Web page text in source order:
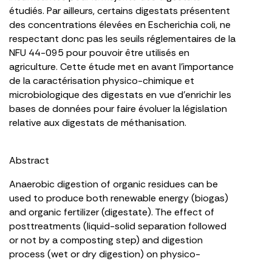
étudiés. Par ailleurs, certains digestats présentent
des concentrations élevées en Escherichia coli, ne
respectant donc pas les seuils réglementaires de la
NFU 44-095 pour pouvoir être utilisés en
agriculture. Cette étude met en avant l’importance
de la caractérisation physico-chimique et
microbiologique des digestats en vue d’enrichir les
bases de données pour faire évoluer la législation
relative aux digestats de méthanisation.
Abstract
Anaerobic digestion of organic residues can be
used to produce both renewable energy (biogas)
and organic fertilizer (digestate). The effect of
posttreatments (liquid-solid separation followed
or not by a composting step) and digestion
process (wet or dry digestion) on physico-